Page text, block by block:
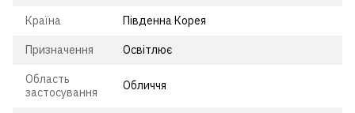
Країна Південна Корея
Призначення Освітлює
Область
застосування
Обличчя